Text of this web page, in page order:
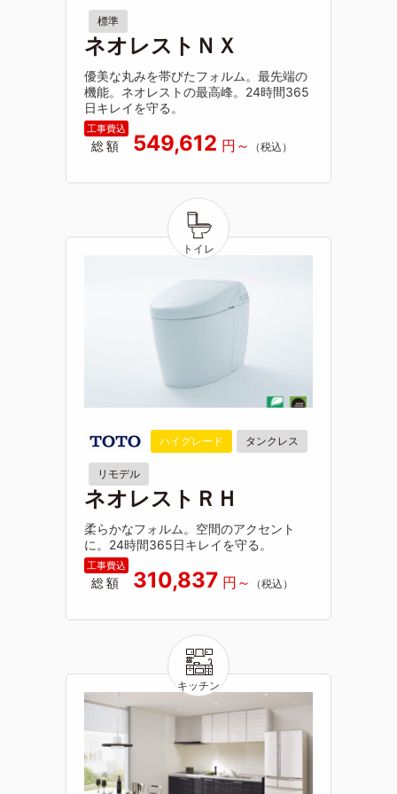
標準
ネオレストＮＸ
優美な丸みを帯びたフォルム。最先端の
機能。ネオレストの最高峰。24時間365
日キレイを守る。
総額 549,612
ハイグレード タンクレス
リモデル
ネオレストＲＨ
柔らかなフォルム。空間のアクセント
に。24時間365日キレイを守る。
総額 310,837